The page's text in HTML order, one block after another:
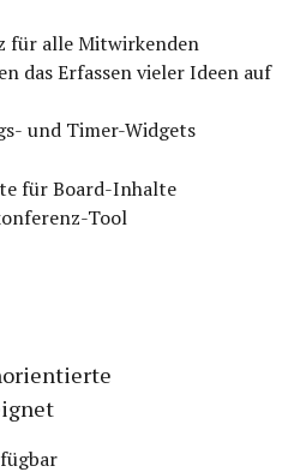
für alle Mitwirkenden
das Erfassen vieler Ideen auf
und Timer-Widgets
für Board-Inhalte
Tool